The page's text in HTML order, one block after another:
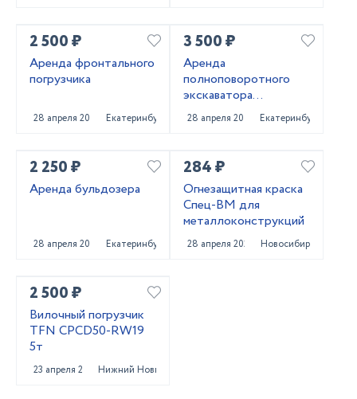
2 500 ₽
Аренда фронтального
погрузчика
28 апреля 2025 Екатеринбург
3 500 ₽
Аренда
полноповоротного
экскаватора
погрузчика
28 апреля 2025 Екатеринбург
2 250 ₽
Аренда бульдозера
28 апреля 2025 Екатеринбург
284 ₽
Огнезащитная краска
Спец-ВМ для
металлоконструкций
28 апреля 2025 Новосибирск
2 500 ₽
Вилочный погрузчик
TFN CPCD50-RW19
5т
23 апреля 2025 Нижний Новгород